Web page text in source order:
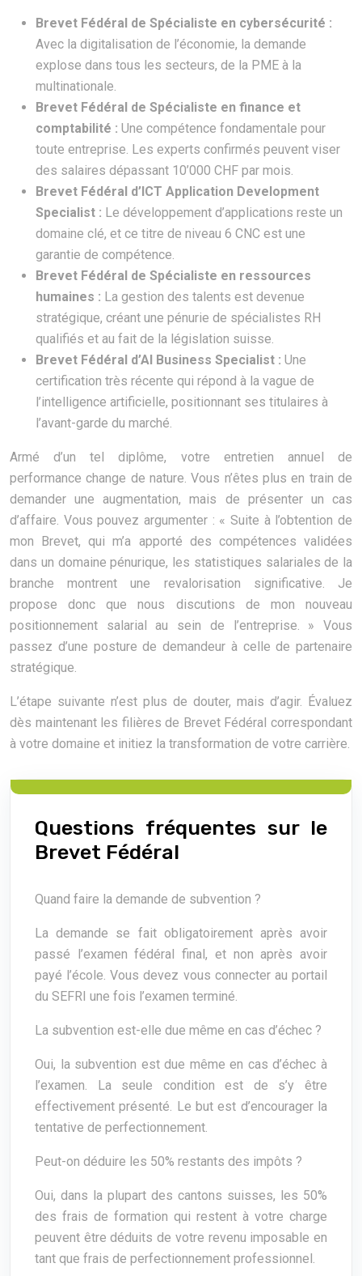
Brevet Fédéral de Spécialiste en cybersécurité :
Avec la digitalisation de l’économie, la demande
explose dans tous les secteurs, de la PME à la
multinationale.
Brevet Fédéral de Spécialiste en finance et
comptabilité : Une compétence fondamentale pour
toute entreprise. Les experts confirmés peuvent viser
des salaires dépassant 10’000 CHF par mois.
Brevet Fédéral d’ICT Application Development
Specialist : Le développement d’applications reste un
domaine clé, et ce titre de niveau 6 CNC est une
garantie de compétence.
Brevet Fédéral de Spécialiste en ressources
humaines : La gestion des talents est devenue
stratégique, créant une pénurie de spécialistes RH
qualifiés et au fait de la législation suisse.
Brevet Fédéral d’AI Business Specialist : Une
certification très récente qui répond à la vague de
l’intelligence artificielle, positionnant ses titulaires à
l’avant-garde du marché.
Armé d’un tel diplôme, votre entretien annuel de
performance change de nature. Vous n’êtes plus en train de
demander une augmentation, mais de présenter un cas
d’affaire. Vous pouvez argumenter : « Suite à l’obtention de
mon Brevet, qui m’a apporté des compétences validées
dans un domaine pénurique, les statistiques salariales de la
branche montrent une revalorisation significative. Je
propose donc que nous discutions de mon nouveau
positionnement salarial au sein de l’entreprise. » Vous
passez d’une posture de demandeur à celle de partenaire
stratégique.
L’étape suivante n’est plus de douter, mais d’agir. Évaluez
dès maintenant les filières de Brevet Fédéral correspondant
à votre domaine et initiez la transformation de votre carrière.
Questions fréquentes sur le
Brevet Fédéral
Quand faire la demande de subvention ?
La demande se fait obligatoirement après avoir
passé l’examen fédéral final, et non après avoir
payé l’école. Vous devez vous connecter au portail
du SEFRI une fois l’examen terminé.
La subvention est-elle due même en cas d’échec ?
Oui, la subvention est due même en cas d’échec à
l’examen. La seule condition est de s’y être
effectivement présenté. Le but est d’encourager la
tentative de perfectionnement.
Peut-on déduire les 50% restants des impôts ?
Oui, dans la plupart des cantons suisses, les 50%
des frais de formation qui restent à votre charge
peuvent être déduits de votre revenu imposable en
tant que frais de perfectionnement professionnel.